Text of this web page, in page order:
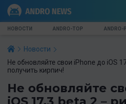
НОВОСТИ ANDRO-TOP ANDRO-
Новости
Не обновляйте свои iPhone до iOS
получить кирпич!
Не обновляйте